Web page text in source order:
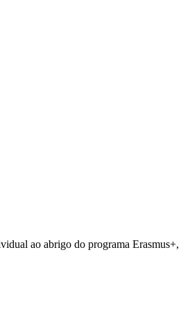
ao abrigo do programa